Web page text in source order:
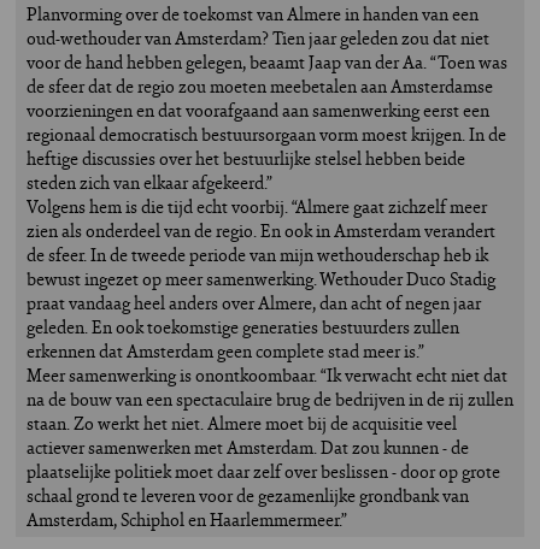
Planvorming over de toekomst van Almere in handen van een
oud-wethouder van Amsterdam? Tien jaar geleden zou dat niet
voor de hand hebben gelegen, beaamt Jaap van der Aa. “Toen was
de sfeer dat de regio zou moeten meebetalen aan Amsterdamse
voorzieningen en dat voorafgaand aan samenwerking eerst een
regionaal democratisch bestuursorgaan vorm moest krijgen. In de
heftige discussies over het bestuurlijke stelsel hebben beide
steden zich van elkaar afgekeerd.”
Volgens hem is die tijd echt voorbij. “Almere gaat zichzelf meer
zien als onderdeel van de regio. En ook in Amsterdam verandert
de sfeer. In de tweede periode van mijn wethouderschap heb ik
bewust ingezet op meer samenwerking. Wethouder Duco Stadig
praat vandaag heel anders over Almere, dan acht of negen jaar
geleden. En ook toekomstige generaties bestuurders zullen
erkennen dat Amsterdam geen complete stad meer is.”
Meer samenwerking is onontkoombaar. “Ik verwacht echt niet dat
na de bouw van een spectaculaire brug de bedrijven in de rij zullen
staan. Zo werkt het niet. Almere moet bij de acquisitie veel
actiever samenwerken met Amsterdam. Dat zou kunnen - de
plaatselijke politiek moet daar zelf over beslissen - door op grote
schaal grond te leveren voor de gezamenlijke grondbank van
Amsterdam, Schiphol en Haarlemmermeer.”